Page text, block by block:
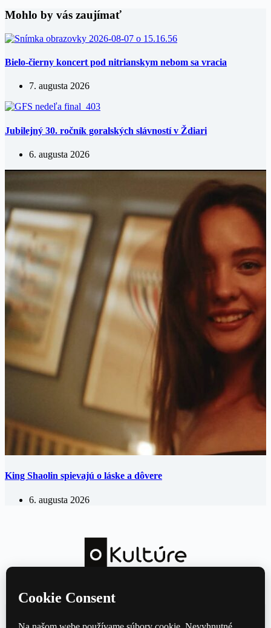
Mohlo by vás zaujímať
Bielo-čierny koncert pod nitrianskym nebom sa vracia
7. augusta 2026
Jubilejný 30. ročník goralských slávností v Ždiari
6. augusta 2026
King Shaolin spievajú o láske a dôvere
6. augusta 2026
Divadlo